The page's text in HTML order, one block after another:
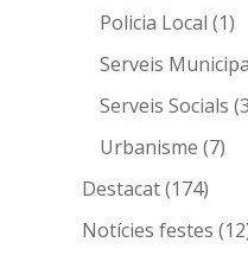
Policia Local (1)
Serveis
Serveis Socials
Urbanisme (7)
Destacat(174)
Notícies festes